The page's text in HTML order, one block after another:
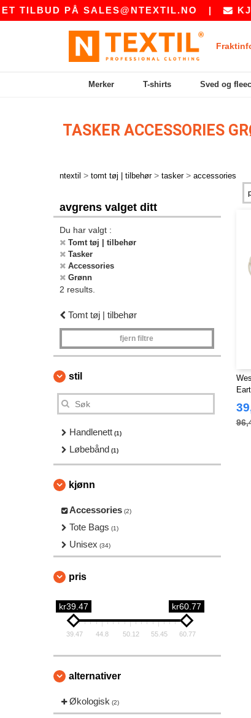
TILBUD PÅSALES@NTEXTIL.NO|
Merker T-shirts Sved og
TASKER ACCESSORIES
ntextil > tomt tøj | tilbehør > tasker > accessories
avgrens valget ditt
Du har valgt :
Tomt tøj | tilbehør
Tasker
Accessories
Grønn
2 results.
Tomt tøj | tilbehør
fjern filtre
stil
Handlenett (1)
Løbebånd (1)
kjønn
Accessories (2)
Tote Bags (1)
Unisex (34)
pris
kr39.47 kr60.77
39.47 44.8 50.12 55.45 60.77
alternativer
Økologisk (2)